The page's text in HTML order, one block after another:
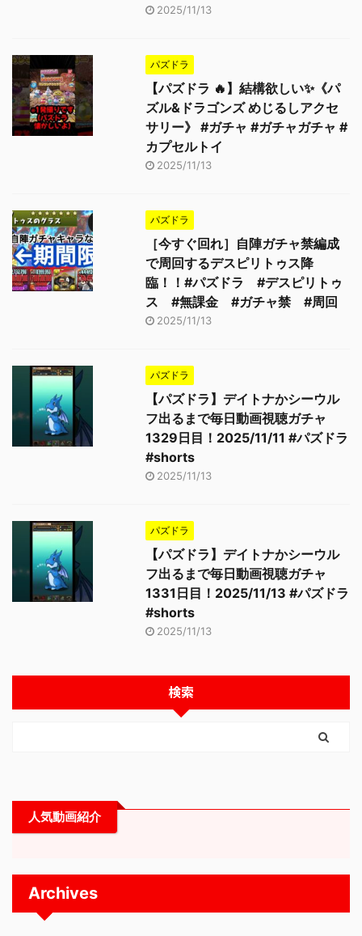
2025/11/13
パズドラ
【パズドラ 🔥】結構欲しい✨《パ
ズル&ドラゴンズ めじるしアクセ
サリー》 #ガチャ #ガチャガチャ #
カプセルトイ
2025/11/13
パズドラ
［今すぐ回れ］自陣ガチャ禁編成
で周回するデスピリトゥス降
臨！！#パズドラ #デスピリトゥ
ス #無課金 #ガチャ禁 #周回
2025/11/13
パズドラ
【パズドラ】デイトナかシーウル
フ出るまで毎日動画視聴ガチャ
1329日目！2025/11/11 #パズドラ
#shorts
2025/11/13
パズドラ
【パズドラ】デイトナかシーウル
フ出るまで毎日動画視聴ガチャ
1331日目！2025/11/13 #パズドラ
#shorts
2025/11/13
検索
人気動画紹介
Archives